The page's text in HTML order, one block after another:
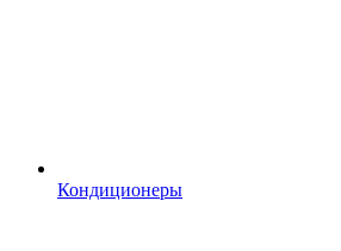
Кондиционеры